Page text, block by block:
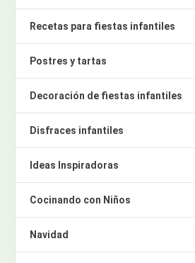
Recetas para fiestas infantiles
Postres y tartas
Decoración de fiestas infantiles
Disfraces infantiles
Ideas Inspiradoras
Cocinando con Niños
Navidad